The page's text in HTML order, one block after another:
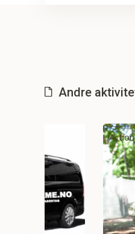
Andre
Paintball/